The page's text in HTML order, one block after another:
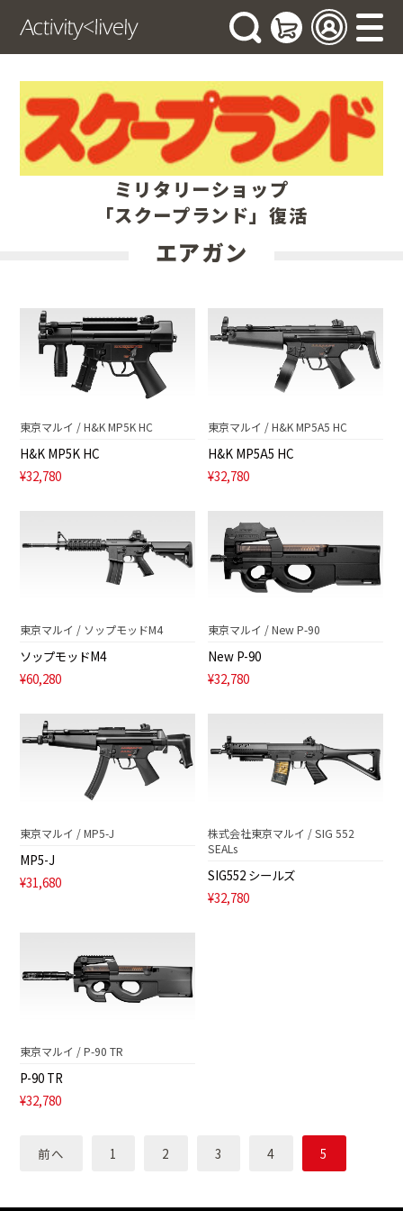
ミリタリーショップ
「スクープランド」復活
エアガン
東京マルイ / H&K MP5K HC
H&K MP5K HC
¥32,780
東京マルイ / H&K MP5A5 HC
H&K MP5A5 HC
¥32,780
東京マルイ / ソップモッドM4
ソップモッドM4
¥60,280
東京マルイ / New P-90
New P-90
¥32,780
東京マルイ / MP5-J
MP5-J
¥31,680
株式会社東京マルイ / SIG 552
SEALs
SIG552 シールズ
¥32,780
東京マルイ / P-90 TR
P-90 TR
¥32,780
前へ 1 2 3 4 5